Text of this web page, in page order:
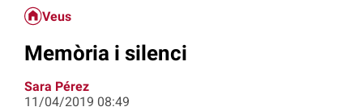
Veus
Memòria i silenci
Sara Pérez
11/04/2019 08:49